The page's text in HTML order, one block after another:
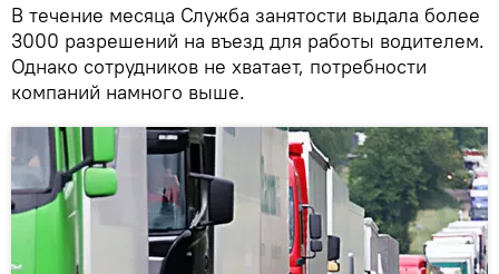
В течение месяца Служба занятости выдала более
3000 разрешений на въезд для работы водителем.
Однако сотрудников не хватает, потребности
компаний намного выше.